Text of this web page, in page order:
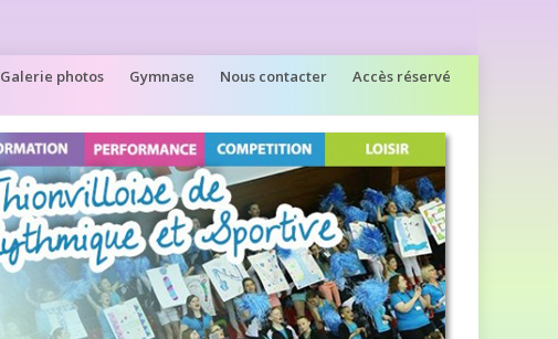
Galerie photos Gymnase Nous contacter Accès réservé